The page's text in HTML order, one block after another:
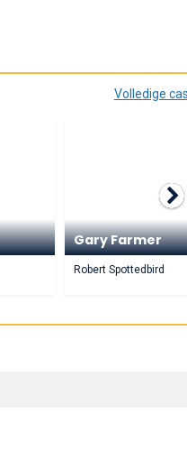
Volledige
Gary Farmer
Robert Spottedbird